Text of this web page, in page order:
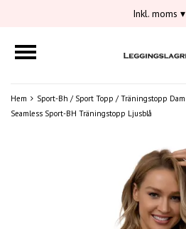
Inkl. moms ▾
Hem
Sport-Bh / Sport Topp / Träningstopp Dam
Seamless Sport-BH Träningstopp Ljusblå